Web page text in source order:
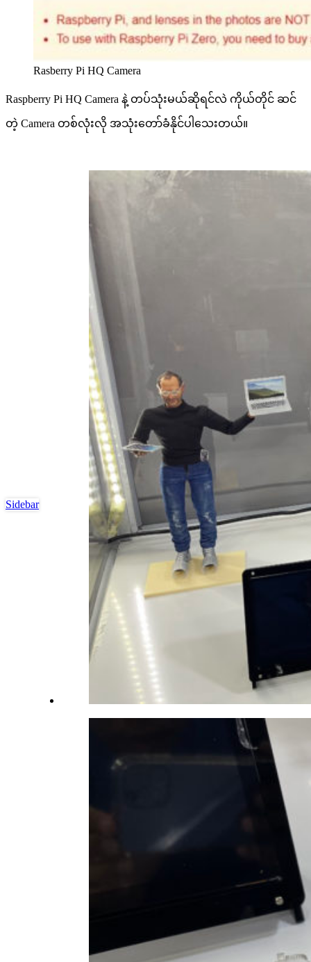
Rasberry Pi HQ Camera
Raspberry Pi HQ Camera နဲ့ တပ်သုံးမယ်ဆိုရင်လဲ ကိုယ်တိုင် ဆင်
တဲ့ Camera တစ်လုံးလို အသုံးတော်ခံနိုင်ပါသေးတယ်။
Sidebar